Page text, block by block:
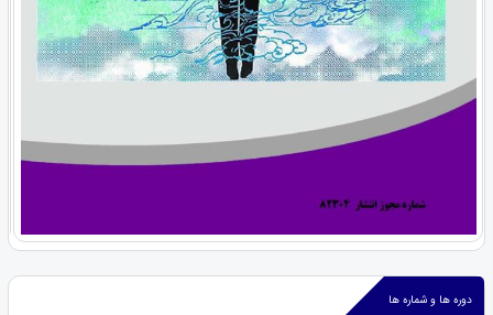
دوره ها و شماره ها